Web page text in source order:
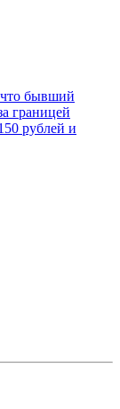
что бывший
границей
рублей и